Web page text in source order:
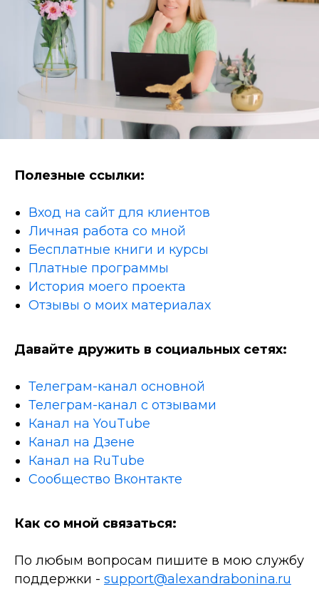
Полезные ссылки:
Вход на сайт для клиентов
Личная работа со мной
Бесплатные книги и курсы
Платные программы
История моего проекта
Отзывы о моих материалах
Давайте дружить в социальных сетях:
Телеграм-канал основной
Телеграм-канал с отзывами
Канал на YouTube
Канал на Дзене
Канал на RuTube
Сообщество Вконтакте
Как со мной связаться:
По любым вопросам пишите в мою службу
поддержки - support@alexandrabonina.ru